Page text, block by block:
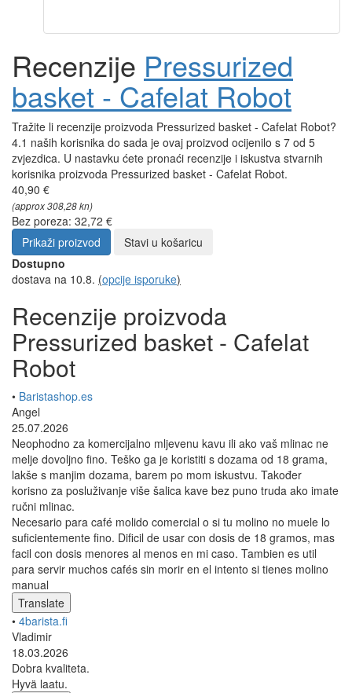
Recenzije Pressurized
basket - Cafelat Robot
Tražite li recenzije proizvoda Pressurized basket - Cafelat Robot?
4.1 naših korisnika do sada je ovaj proizvod ocijenilo s 7 od 5
zvjezdica. U nastavku ćete pronaći recenzije i iskustva stvarnih
korisnika proizvoda Pressurized basket - Cafelat Robot.
40,90 €
(approx 308,28 kn)
Bez poreza: 32,72 €
Prikaži proizvod
Stavi u košaricu
Dostupno
dostava na 10.8. (opcije isporuke)
Recenzije proizvoda
Pressurized basket - Cafelat
Robot
• Baristashop.es
Angel
25.07.2026
Neophodno za komercijalno mljevenu kavu ili ako vaš mlinac ne
melje dovoljno fino. Teško ga je koristiti s dozama od 18 grama,
lakše s manjim dozama, barem po mom iskustvu. Također
korisno za posluživanje više šalica kave bez puno truda ako imate
ručni mlinac.
Necesario para café molido comercial o si tu molino no muele lo
suficientemente fino. Dificil de usar con dosis de 18 gramos, mas
facil con dosis menores al menos en mi caso. Tambien es util
para servir muchos cafés sin morir en el intento si tienes molino
manual
Translate
• 4barista.fi
Vladimir
18.03.2026
Dobra kvaliteta.
Hyvä laatu.